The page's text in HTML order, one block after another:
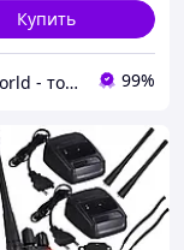
Купить
ChinaWorld - товары высокого качества! 99%